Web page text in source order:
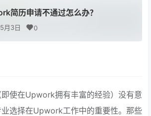
简历申请不通过怎么办？
月3日 0
使在Upwork拥有丰富的经验）没有意
选择在Upwork工作中的重要性。那些